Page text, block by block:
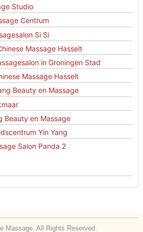
Studio
Centrum
Si Si
Massage Hasselt
in Groningen Stad
Massage Hasselt
Beauty en Massage
Beauty en Massage
Yin Yang
Salon Panda 2
Massage. All Rights Reserved.